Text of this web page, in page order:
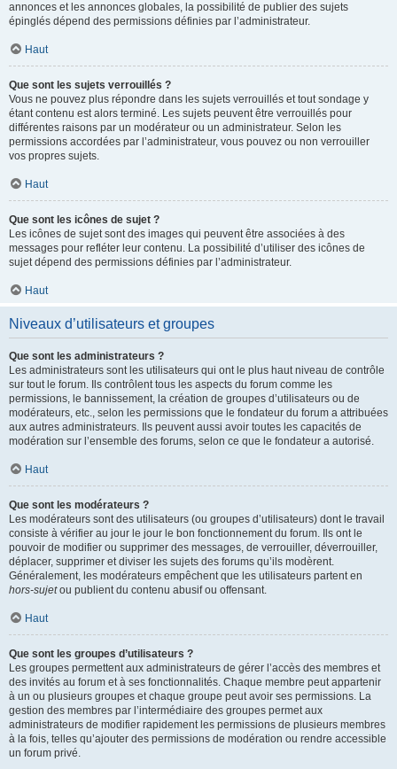
annonces et les annonces globales, la possibilité de publier des sujets
épinglés dépend des permissions définies par l’administrateur.
Haut
Que sont les sujets verrouillés ?
Vous ne pouvez plus répondre dans les sujets verrouillés et tout sondage y
étant contenu est alors terminé. Les sujets peuvent être verrouillés pour
différentes raisons par un modérateur ou un administrateur. Selon les
permissions accordées par l’administrateur, vous pouvez ou non verrouiller
vos propres sujets.
Haut
Que sont les icônes de sujet ?
Les icônes de sujet sont des images qui peuvent être associées à des
messages pour refléter leur contenu. La possibilité d’utiliser des icônes de
sujet dépend des permissions définies par l’administrateur.
Haut
Niveaux d’utilisateurs et groupes
Que sont les administrateurs ?
Les administrateurs sont les utilisateurs qui ont le plus haut niveau de contrôle
sur tout le forum. Ils contrôlent tous les aspects du forum comme les
permissions, le bannissement, la création de groupes d’utilisateurs ou de
modérateurs, etc., selon les permissions que le fondateur du forum a attribuées
aux autres administrateurs. Ils peuvent aussi avoir toutes les capacités de
modération sur l’ensemble des forums, selon ce que le fondateur a autorisé.
Haut
Que sont les modérateurs ?
Les modérateurs sont des utilisateurs (ou groupes d’utilisateurs) dont le travail
consiste à vérifier au jour le jour le bon fonctionnement du forum. Ils ont le
pouvoir de modifier ou supprimer des messages, de verrouiller, déverrouiller,
déplacer, supprimer et diviser les sujets des forums qu’ils modèrent.
Généralement, les modérateurs empêchent que les utilisateurs partent en
hors-sujetou publient du contenu abusif ou offensant.
Haut
Que sont les groupes d’utilisateurs ?
Les groupes permettent aux administrateurs de gérer l’accès des membres et
des invités au forum et à ses fonctionnalités. Chaque membre peut appartenir
à un ou plusieurs groupes et chaque groupe peut avoir ses permissions. La
gestion des membres par l’intermédiaire des groupes permet aux
administrateurs de modifier rapidement les permissions de plusieurs membres
à la fois, telles qu’ajouter des permissions de modération ou rendre accessible
un forum privé.